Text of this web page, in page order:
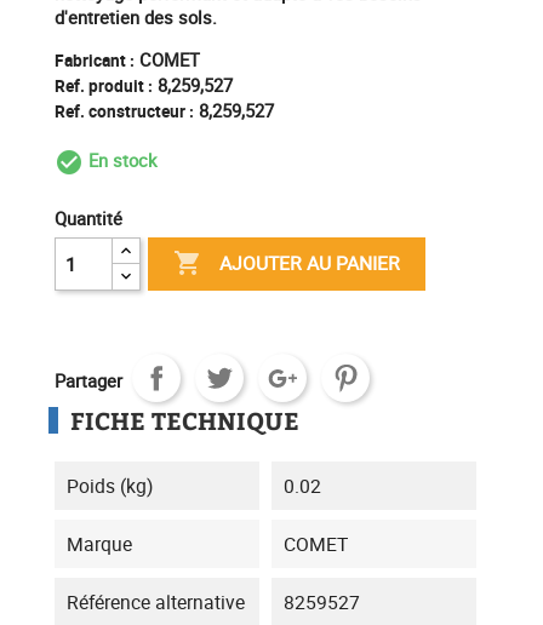
d'entretien des sols.
Fabricant : COMET
Ref. produit : 8,259,527
Ref. constructeur : 8,259,527
check_circle_outline
En stock
Quantité
 AJOUTER AU PANIER
Partager
FICHE TECHNIQUE
Poids (kg) 0.02
Marque COMET
Référence alternative 8259527